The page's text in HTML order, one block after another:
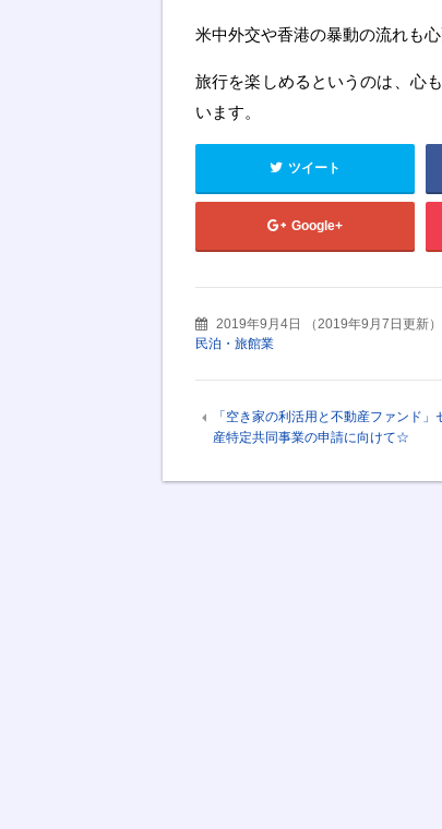
米中外交や香港の暴動の流れも心
旅行を楽しめるというのは、心
います。
ツイート
Google+
2019年9月4日 （2019年9月7日更新）
民泊・旅館業
「空き家の利活用と不動産ファンド」
産特定共同事業の申請に向けて☆